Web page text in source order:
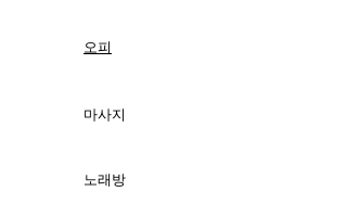
오피
마사지
노래방